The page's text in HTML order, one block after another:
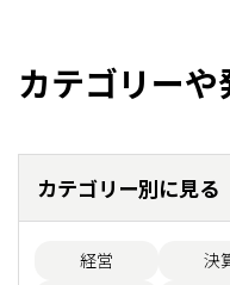
カテゴリー
カテゴリー別に見る
経営 決